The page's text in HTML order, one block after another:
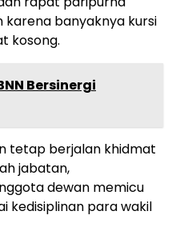
karena banyaknya kursi
kosong.
Bersinergi
tetap berjalan khidmat
jabatan,
dewan memicu
kedisiplinan para wakil